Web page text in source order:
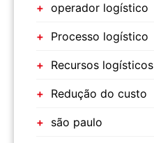
operador logístico
Processo logístico
Recursos logísticos
Redução do custo
são paulo